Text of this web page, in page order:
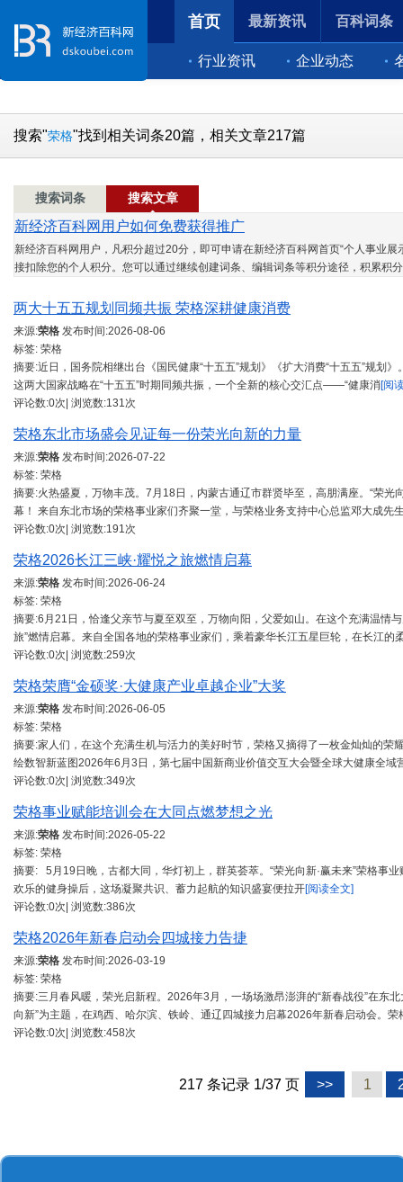
首页
行业资讯 企业动态
最新资讯 百科词条
搜索"荣格"找到相关词条20篇，相关文章217篇
搜索词条 搜索文章
新经济百科网用户如何免费获得推广
新经济百科网用户，凡积分超过20分，即可申请在新经济百科网首页“个人事业
接扣除您的个人积分。您可以通过继续创建词条、编辑词条等积分途径，积累积
两大十五五规划同频共振 荣格深耕健康消费
来源:荣格 发布时间:2026-08-06
标签: 荣格
摘要:近日，国务院相继出台《国民健康“十五五”规划》《扩大消费“十五五”规划
这两大国家战略在“十五五”时期同频共振，一个全新的核心交汇点——“健康消[阅
评论数:0次| 浏览数:131次
荣格东北市场盛会见证每一份荣光向新的力量
来源:荣格 发布时间:2026-07-22
标签: 荣格
摘要:火热盛夏，万物丰茂。7月18日，内蒙古通辽市群贤毕至，高朋满座。“荣
幕！ 来自东北市场的荣格事业家们齐聚一堂，与荣格业务支持中心总监邓大成先
评论数:0次| 浏览数:191次
荣格2026长江三峡·耀悦之旅燃情启幕
来源:荣格 发布时间:2026-06-24
标签: 荣格
摘要:6月21日，恰逢父亲节与夏至双至，万物向阳，父爱如山。在这个充满温
旅”燃情启幕。来自全国各地的荣格事业家们，乘着豪华长江五星巨轮，在长江的
评论数:0次| 浏览数:259次
荣格荣膺“金硕奖·大健康产业卓越企业”大奖
来源:荣格 发布时间:2026-06-05
标签: 荣格
摘要:家人们，在这个充满生机与活力的美好时节，荣格又摘得了一枚金灿灿的
绘数智新蓝图2026年6月3日，第七届中国新商业价值交互大会暨全球大健康全域
评论数:0次| 浏览数:349次
荣格事业赋能培训会在大同点燃梦想之光
来源:荣格 发布时间:2026-05-22
标签: 荣格
摘要: 5月19日晚，古都大同，华灯初上，群英荟萃。“荣光向新·赢未来”荣格事
欢乐的健身操后，这场凝聚共识、蓄力起航的知识盛宴便拉开[阅读全文]
评论数:0次| 浏览数:386次
荣格2026年新春启动会四城接力告捷
来源:荣格 发布时间:2026-03-19
标签: 荣格
摘要:三月春风暖，荣光启新程。2026年3月，一场场激昂澎湃的“新春战役”在东
向新”为主题，在鸡西、哈尔滨、铁岭、通辽四城接力启幕2026年新春启动会。荣
评论数:0次| 浏览数:458次
217 条记录 1/37 页 >> 1